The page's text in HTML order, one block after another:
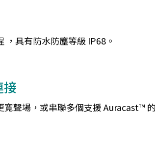
，具有防水防塵等級 IP68。
聲場，或串聯多個支援 Auracast™